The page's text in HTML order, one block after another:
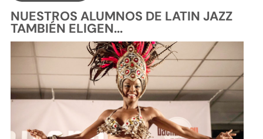
NUESTROS ALUMNOS DE LATIN JAZZ
TAMBIÉN ELIGEN...